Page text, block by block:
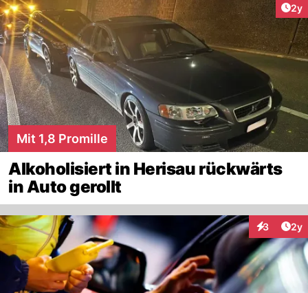
2y
Mit 1,8 Promille
Alkoholisiert in Herisau rückwärts
in Auto gerollt
3 2y